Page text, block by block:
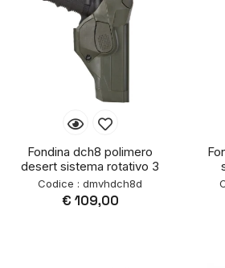
Fondina dch8 polimero
desert sistema rotativo 3
Codice : dmvhdch8d
€ 109,00